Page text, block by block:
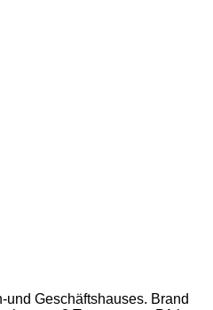
und Geschäftshauses. Brand